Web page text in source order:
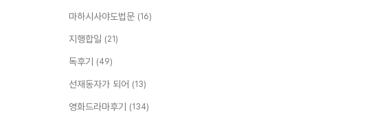
마하시사야도법문 (16)
지행합일 (21)
독후기 (49)
선재동자가 되어 (13)
영화드라마후기 (134)